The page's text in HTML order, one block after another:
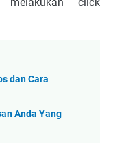
dan Cara
Anda Yang